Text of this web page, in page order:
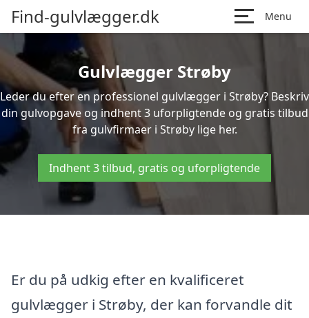
Find-gulvlægger.dk Menu
Gulvlægger Strøby
Leder du efter en professionel gulvlægger i Strøby? Beskriv
din gulvopgave og indhent 3 uforpligtende og gratis tilbud
fra gulvfirmaer i Strøby lige her.
Indhent 3 tilbud, gratis og uforpligtende
Er du på udkig efter en kvalificeret
gulvlægger i Strøby, der kan forvandle dit